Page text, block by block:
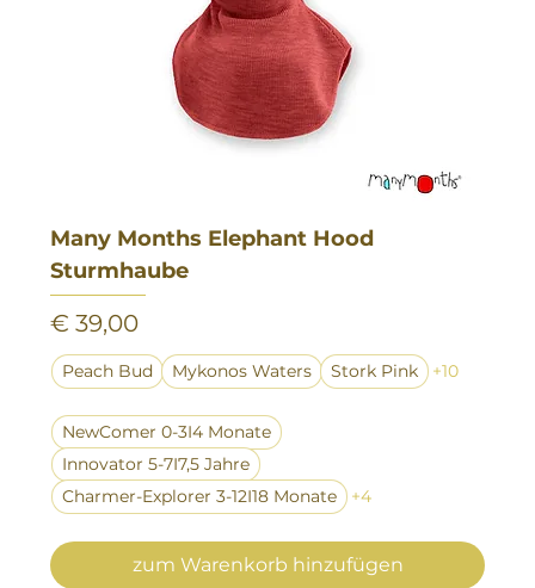
Many Months Elephant Hood
Sturmhaube
Preis
€ 39,00
Peach Bud Mykonos Waters Stork Pink +10
NewComer 0-3I4 Monate
Innovator 5-7I7,5 Jahre
Charmer-Explorer 3-12I18 Monate
+4
zum Warenkorb hinzufügen